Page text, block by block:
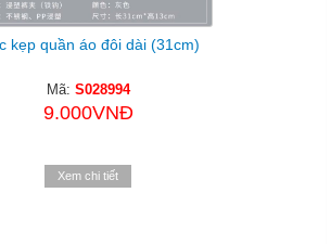
kẹp quần áo đôi dài (31cm)
Mã: S028994
9.000VNĐ
Xem chi tiết